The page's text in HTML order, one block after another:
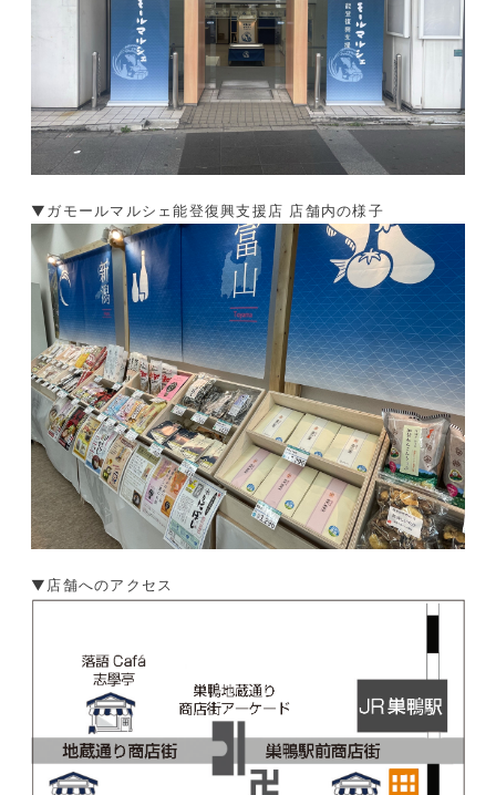
▼ガモールマルシェ能登復興支援店 店舗内の様子
▼店舗へのアクセス